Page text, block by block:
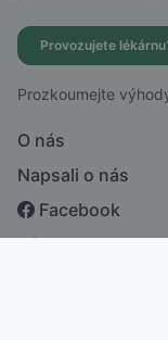
Provozujete
Prozkoumejte
O nás
Napsali o nás
Facebook
Zásady ochrany